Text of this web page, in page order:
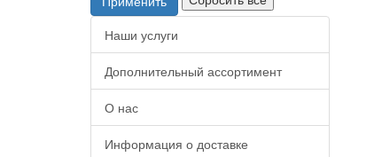
Наши услуги
Дополнительный ассортимент
О нас
Информация о доставке